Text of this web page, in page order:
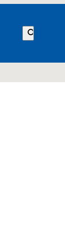
search